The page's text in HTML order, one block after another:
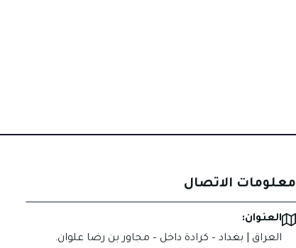
معلومات الاتصال
العنوان:
العراق | بغداد – كرادة داخل – مجاور بن رضا علوان.